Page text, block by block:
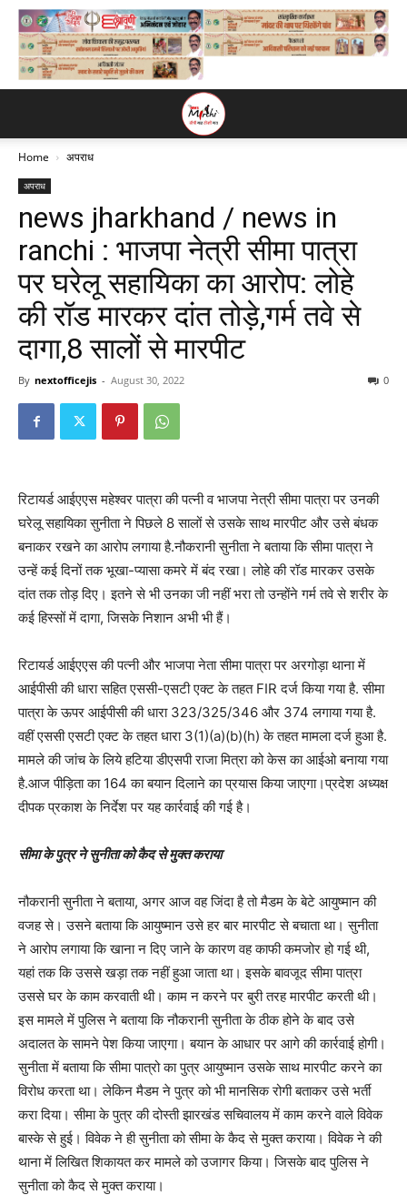
Home अपराध
अपराध
news jharkhand / news in
ranchi : भाजपा नेत्री सीमा पात्रा
पर घरेलू सहायिका का आरोप: लोहे
की रॉड मारकर दांत तोड़े,गर्म तवे से
दागा,8 सालों से मारपीट
By nextofficejis - August 30, 2022 0
रिटायर्ड आईएएस महेश्वर पात्रा की पत्नी व भाजपा नेत्री सीमा पात्रा पर उनकी
घरेलू सहायिका सुनीता ने पिछले 8 सालों से उसके साथ मारपीट और उसे बंधक
बनाकर रखने का आरोप लगाया है.नौकरानी सुनीता ने बताया कि सीमा पात्रा ने
उन्हें कई दिनों तक भूखा-प्यासा कमरे में बंद रखा। लोहे की रॉड मारकर उसके
दांत तक तोड़ दिए। इतने से भी उनका जी नहीं भरा तो उन्होंने गर्म तवे से शरीर के
कई हिस्सों में दागा, जिसके निशान अभी भी हैं।
रिटायर्ड आईएएस की पत्नी और भाजपा नेता सीमा पात्रा पर अरगोड़ा थाना में
आईपीसी की धारा सहित एससी-एसटी एक्ट के तहत FIR दर्ज किया गया है. सीमा
पात्रा के ऊपर आईपीसी की धारा 323/325/346 और 374 लगाया गया है.
वहीं एससी एसटी एक्ट के तहत धारा 3(1)(a)(b)(h) के तहत मामला दर्ज हुआ है.
मामले की जांच के लिये हटिया डीएसपी राजा मित्रा को केस का आईओ बनाया गया
है.आज पीड़िता का 164 का बयान दिलाने का प्रयास किया जाएगा।प्रदेश अध्यक्ष
दीपक प्रकाश के निर्देश पर यह कार्रवाई की गई है।
सीमा के पुत्र ने सुनीता को कैद से मुक्त कराया
नौकरानी सुनीता ने बताया, अगर आज वह जिंदा है तो मैडम के बेटे आयुष्मान की
वजह से। उसने बताया कि आयुष्मान उसे हर बार मारपीट से बचाता था। सुनीता
ने आरोप लगाया कि खाना न दिए जाने के कारण वह काफी कमजोर हो गई थी,
यहां तक कि उससे खड़ा तक नहीं हुआ जाता था। इसके बावजूद सीमा पात्रा
उससे घर के काम करवाती थी। काम न करने पर बुरी तरह मारपीट करती थी।
इस मामले में पुलिस ने बताया कि नौकरानी सुनीता के ठीक होने के बाद उसे
अदालत के सामने पेश किया जाएगा। बयान के आधार पर आगे की कार्रवाई होगी।
सुनीता में बताया कि सीमा पात्रो का पुत्र आयुष्मान उसके साथ मारपीट करने का
विरोध करता था। लेकिन मैडम ने पुत्र को भी मानसिक रोगी बताकर उसे भर्ती
करा दिया। सीमा के पुत्र की दोस्ती झारखंड सचिवालय में काम करने वाले विवेक
बास्के से हुई। विवेक ने ही सुनीता को सीमा के कैद से मुक्त कराया। विवेक ने की
थाना में लिखित शिकायत कर मामले को उजागर किया। जिसके बाद पुलिस ने
सुनीता को कैद से मुक्त कराया।